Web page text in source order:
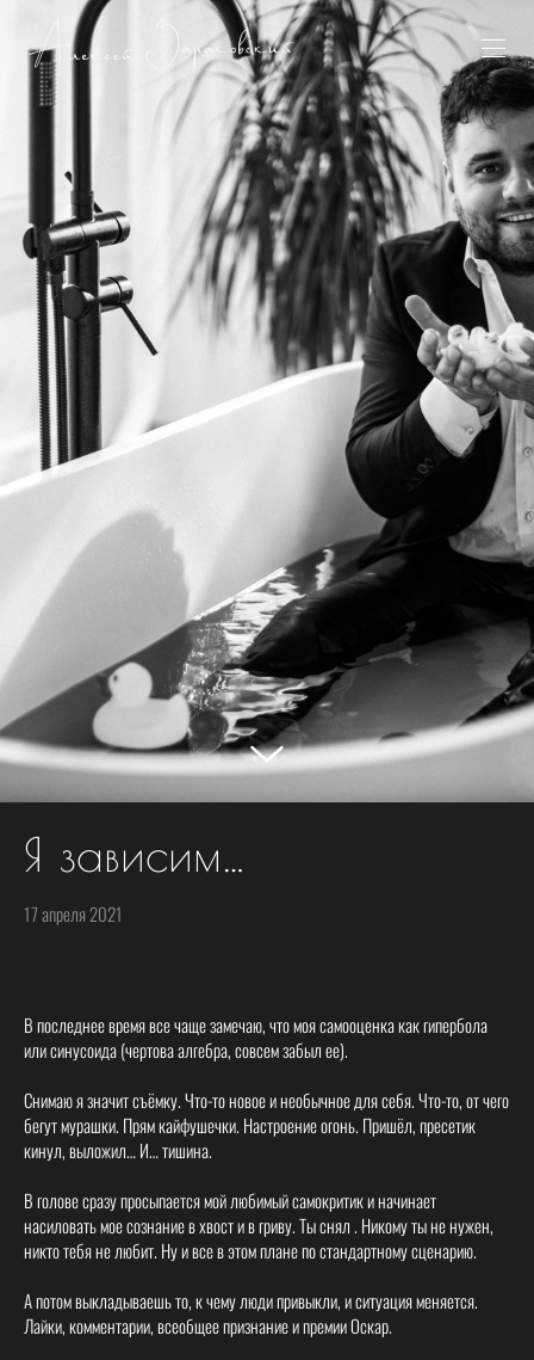
Я зависим…
17 апреля 2021
В последнее время все чаще замечаю, что моя самооценка как гипербола
или синусоида (чертова алгебра, совсем забыл ее).
Снимаю я значит съёмку. Что-то новое и необычное для себя. Что-то, от чего
бегут мурашки. Прям кайфушечки. Настроение огонь. Пришёл, пресетик
кинул, выложил… И… тишина.
В голове сразу просыпается мой любимый самокритик и начинает
насиловать мое сознание в хвост и в гриву. Ты снял . Никому ты не нужен,
никто тебя не любит. Ну и все в этом плане по стандартному сценарию.
А потом выкладываешь то, к чему люди привыкли, и ситуация меняется.
Лайки, комментарии, всеобщее признание и премии Оскар.